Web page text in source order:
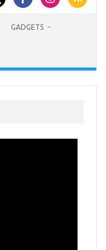
GADGETS